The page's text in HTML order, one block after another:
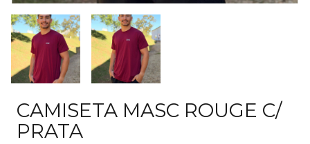
CAMISETA MASC ROUGE C/
PRATA